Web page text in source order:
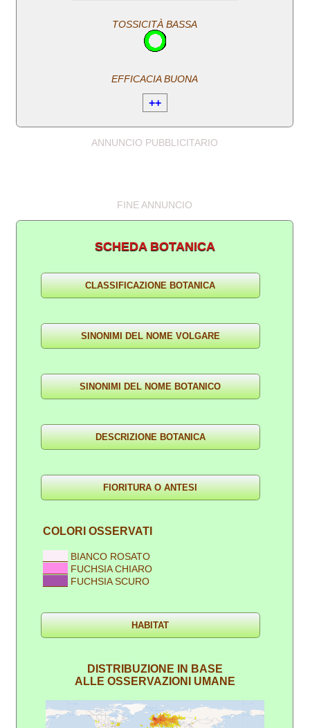
TOSSICITÀ BASSA
EFFICACIA BUONA
++
ANNUNCIO PUBBLICITARIO
FINE ANNUNCIO
SCHEDA BOTANICA
COLORI OSSERVATI
BIANCO ROSATO
FUCHSIA CHIARO
FUCHSIA SCURO
DISTRIBUZIONE IN BASE
ALLE OSSERVAZIONI UMANE